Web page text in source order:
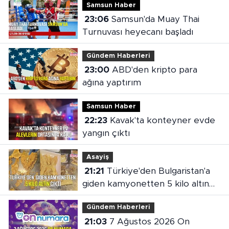
Samsun Haber
23:06Samsun'da Muay Thai
Turnuvası heyecanı başladı
Gündem Haberleri
23:00ABD'den kripto para
ağına yaptırım
Samsun Haber
22:23Kavak'ta konteyner evde
yangın çıktı
Asayiş
21:21
giden kamyonetten 5 kilo altın
çıktı
Gündem Haberleri
21:037 Ağustos 2026 On